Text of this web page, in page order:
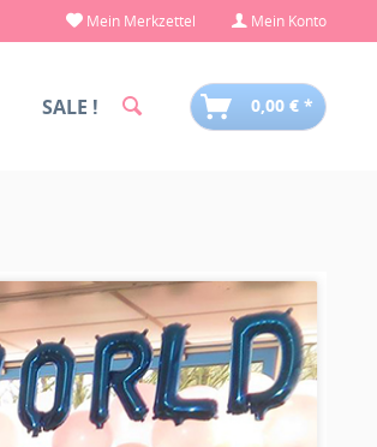
Mein Merkzettel Mein Konto
SALE ! 0,00 € *